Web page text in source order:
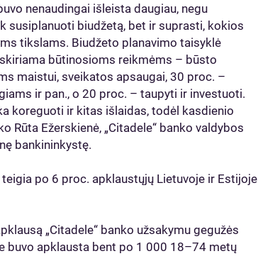
nenaudingai išleista daugiau, negu
susiplanuoti biudžetą, bet ir suprasti, kokios
tikslams. Biudžeto planavimo taisyklė
būtinosioms reikmėms – būsto
maistui, sveikatos apsaugai, 30 proc. –
ir pan., o 20 proc. – taupyti ir investuoti.
koreguoti ir kitas išlaidas, todėl kasdienio
Rūta Ežerskienė, „Citadele“ banko valdybos
bankininkystę.
po 6 proc. apklaustųjų Lietuvoje ir Estijoje
„Citadele“ banko užsakymu gegužės
buvo apklausta bent po 1 000 18–74 metų